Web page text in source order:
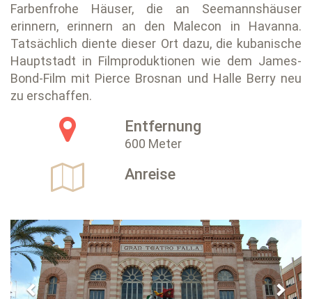
Farbenfrohe Häuser, die an Seemannshäuser
erinnern, erinnern an den Malecon in Havanna.
Tatsächlich diente dieser Ort dazu, die kubanische
Hauptstadt in Filmproduktionen wie dem James-
Bond-Film mit Pierce Brosnan und Halle Berry neu
zu erschaffen.
Entfernung
600 Meter
Anreise
Previous Next